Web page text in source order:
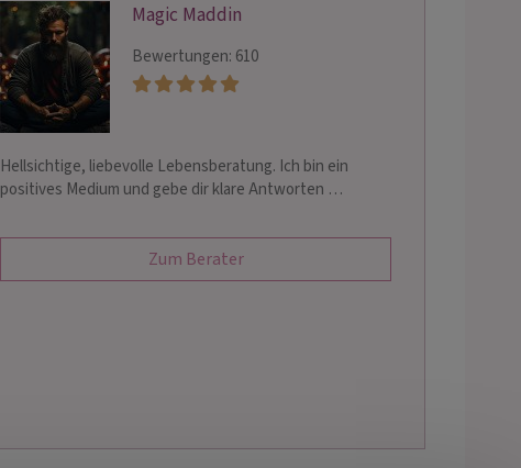
Magic Maddin
Bewertungen: 610
Hellsichtige, liebevolle Lebensberatung. Ich bin ein
positives Medium und gebe dir klare Antworten …
Zum Berater